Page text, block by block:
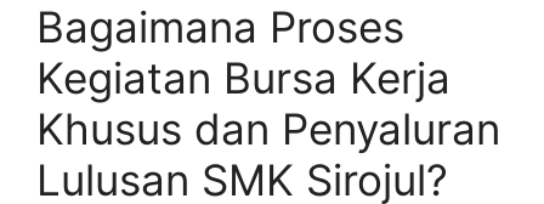
Bagaimana Proses
Kegiatan Bursa Kerja
Khusus dan Penyaluran
Lulusan SMK Sirojul?